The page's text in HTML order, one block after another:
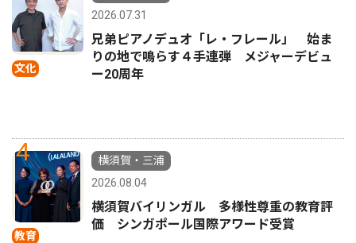
文化
2026.07.31
兄弟ピアノデュオ「レ・フレール」 始ま
りの地で鳴らす４手連弾 メジャーデビュ
ー20周年
4
教育
横須賀・三浦
2026.08.04
横須賀バイリンガル 多様性尊重の教育評
価 シンガポール国際アワード受賞